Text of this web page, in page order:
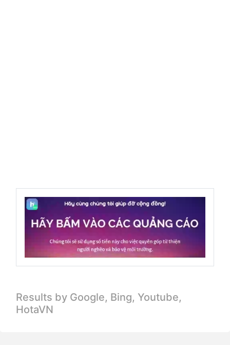
Results by Google, Bing, Youtube,
HotaVN